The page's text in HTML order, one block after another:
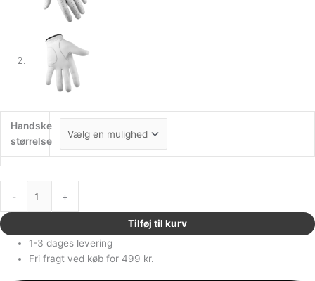
Handske
størrelse
- +
Tilføj til kurv
1-3 dages levering
Fri fragt ved køb for 499 kr.